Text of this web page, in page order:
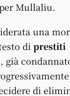
Mullaliu.
una
di prestiti
già
di